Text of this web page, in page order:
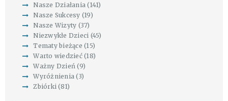
Nasze Działania (141)
Nasze Sukcesy (19)
Nasze Wizyty (37)
Niezwykłe Dzieci (45)
Tematy bieżące (15)
Warto wiedzieć(18)
Ważny Dzień (9)
Wyróżnienia (3)
Zbiórki (81)